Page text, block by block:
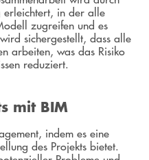
erleichtert, in der alle
zugreifen und es
sichergestellt, dass alle
arbeiten, was das Risiko
reduziert.
mit BIM
indem es eine
des Projekts bietet.